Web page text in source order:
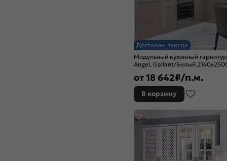
Доставим завтра
Модульный кухонный
Angel, Gallant/Белый
от18 642₽/п.м.
В корзину
4,8